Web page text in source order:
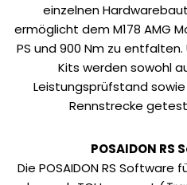
einzelnen
ermöglicht dem M178 AMG
PS und 900 Nm zu
Kits werden sowohl
Leistungsprüfstand
Rennstrecke
POSAIDON RS
Die POSAIDON RS